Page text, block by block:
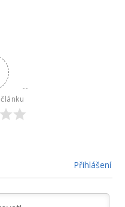
Přihlášení